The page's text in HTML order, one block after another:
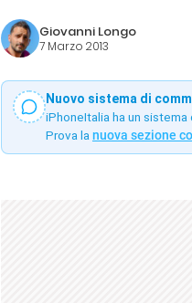
Giovanni Longo
7 Marzo 2013
Nuovo sistema di
iPhoneItalia ha un
Prova la nuova sezione